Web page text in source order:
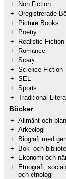
+
Non Fiction
+ Oregistrerade
+
Picture Books
+
Poetry
+
Realistic Fiction
+
Romance
+ Scary
+ Science Fiction
+ SEL
+ Sports
+ Traditional
Böcker
+ Allmänt och
+ Arkeologi
+
Biografi med
+
Bok- och
+
Ekonomi och
+
Etnografi,
och etnologi